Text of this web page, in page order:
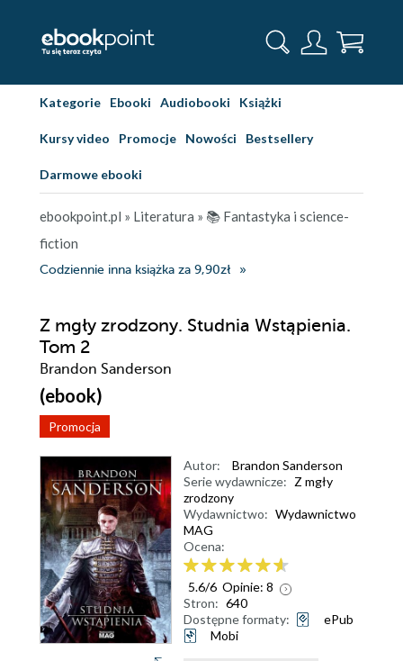
Kategorie Ebooki Audiobooki Książki
Kursy video Promocje Nowości Bestsellery
Darmowe ebooki
ebookpoint.pl » Literatura » 📚 Fantastyka i science-
fiction
Codziennie inna książka za 9,90zł
Z mgły zrodzony. Studnia Wstąpienia.
Tom 2
Brandon Sanderson
(ebook)
Promocja
Autor:
Brandon Sanderson
Serie wydawnicze: Z mgły
zrodzony
Wydawnictwo: Wydawnictwo
MAG
Ocena:
5.6/6 Opinie: 8
Stron: 640
Dostępne formaty:
ePub
Mobi